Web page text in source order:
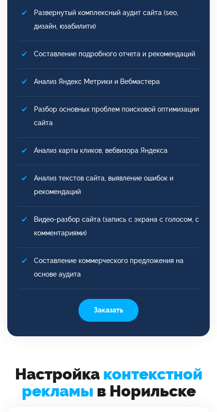
Развернутый комплексный аудит сайта (seo,
дизайн, юзабилити)
Составление подробного отчета и рекомендаций
Анализ Яндекс Метрики и Вебмастера
Разбор основных проблем поисковой оптимизации
сайта
Анализ карты кликов, вебвизора Яндекса
Анализ текстов сайта, выявление ошибок и
рекомендаций
Видео-разбор сайта (запись с экрана с голосом, с
комментариями)
Составление коммерческого предложения на
основе аудита
Заказать
Настройка контекстной
рекламы в Норильске